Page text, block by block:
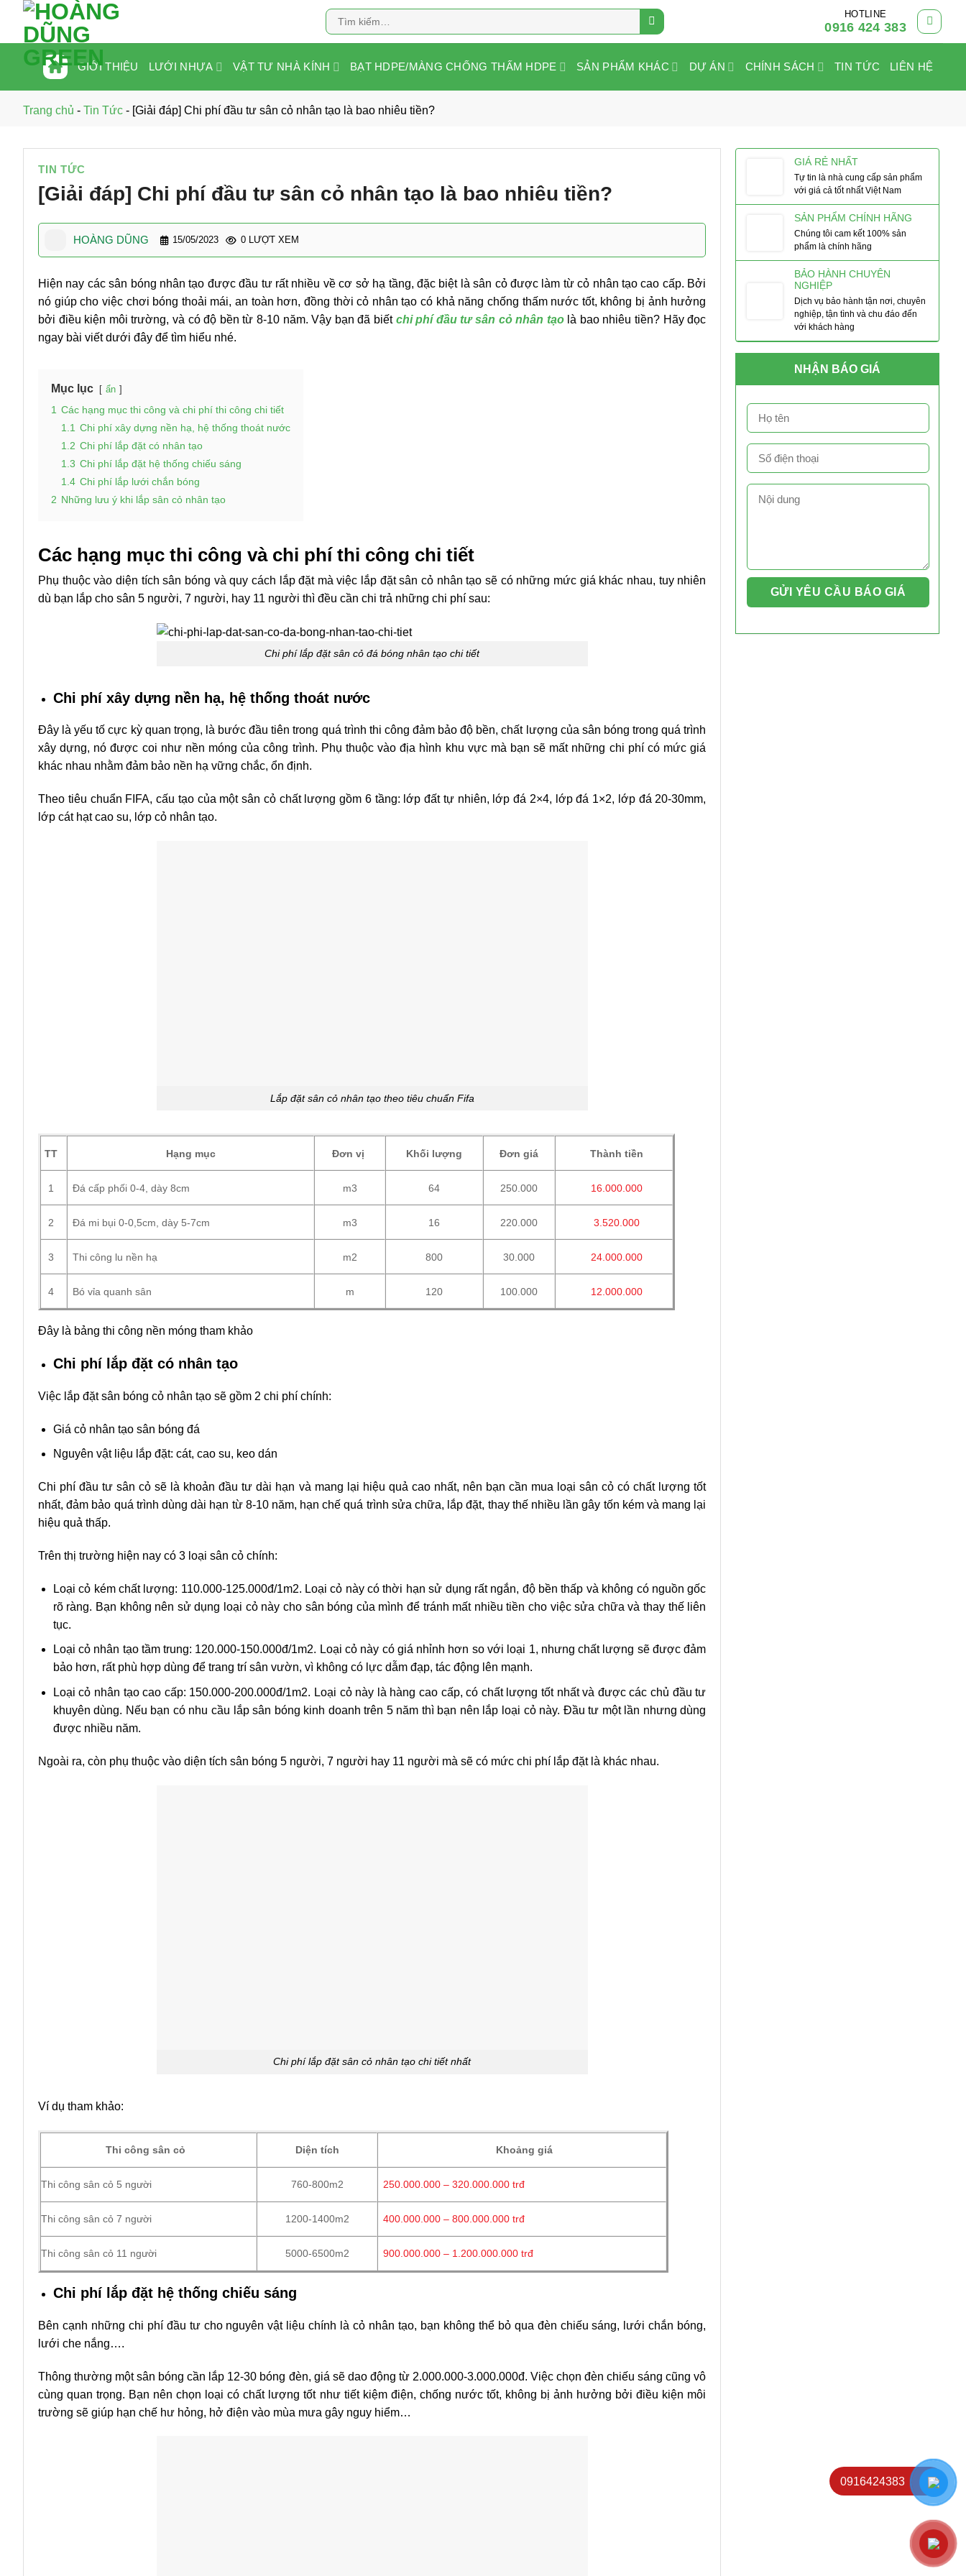
nội
dung
Tìm
kiếm:
HOTLINE
0916 424 383
GIỚI THIỆU LƯỚI NHỰA VẬT TƯ NHÀ KÍNH BẠT HDPE/MÀNG CHỐNG THẤM HDPE SẢN PHẨM KHÁC DỰ ÁN CHÍNH SÁCH TIN TỨC LIÊN HỆ
Trang chủ - Tin Tức - [Giải đáp] Chi phí đầu tư sân cỏ nhân tạo là bao nhiêu tiền?
TIN TỨC
[Giải đáp] Chi phí đầu tư sân cỏ nhân tạo là bao nhiêu tiền?
HOÀNG DŨNG 15/05/2023 0 LƯỢT XEM
Hiện nay các sân bóng nhân tạo được đầu tư rất nhiều về cơ sở hạ tầng, đặc biệt là sân cỏ được làm từ cỏ nhân tạo cao cấp. Bởi
nó giúp cho việc chơi bóng thoải mái, an toàn hơn, đồng thời cỏ nhân tạo có khả năng chống thấm nước tốt, không bị ảnh hưởng
bởi điều kiện môi trường, và có độ bền từ 8-10 năm. Vậy bạn đã biết chi phí đầu tư sân cỏ nhân tạolà bao nhiêu tiền? Hãy đọc
ngay bài viết dưới đây để tìm hiểu nhé.
Mục lục ẩn
1 Các hạng mục thi công và chi phí thi công chi tiết
1.1 Chi phí xây dựng nền hạ, hệ thống thoát nước
1.2 Chi phí lắp đặt có nhân tạo
1.3 Chi phí lắp đặt hệ thống chiếu sáng
1.4 Chi phí lắp lưới chắn bóng
2 Những lưu ý khi lắp sân cỏ nhân tạo
Các hạng mục thi công và chi phí thi công chi tiết
Phụ thuộc vào diện tích sân bóng và quy cách lắp đặt mà việc lắp đặt sân cỏ nhân tạo sẽ có những mức giá khác nhau, tuy nhiên
dù bạn lắp cho sân 5 người, 7 người, hay 11 người thì đều cần chi trả những chi phí sau:
Chi phí lắp đặt sân cỏ đá bóng nhân tạo chi tiết
Chi phí xây dựng nền hạ, hệ thống thoát nước
Đây là yếu tố cực kỳ quan trọng, là bước đầu tiên trong quá trình thi công đảm bảo độ bền, chất lượng của sân bóng trong quá trình
xây dựng, nó được coi như nền móng của công trình. Phụ thuộc vào địa hình khu vực mà bạn sẽ mất những chi phí có mức giá
khác nhau nhằm đảm bảo nền hạ vững chắc, ổn định.
Theo tiêu chuẩn FIFA, cấu tạo của một sân cỏ chất lượng gồm 6 tầng: lớp đất tự nhiên, lớp đá 2×4, lớp đá 1×2, lớp đá 20-30mm,
lớp cát hạt cao su, lớp cỏ nhân tạo.
Lắp đặt sân cỏ nhân tạo theo tiêu chuẩn Fifa
TT Hạng mục Đơn vị Khối lượng Đơn giá Thành tiền
1 Đá cấp phối 0-4, dày 8cm m3 64 250.000 16.000.000
2 Đá mi bụi 0-0,5cm, dày 5-7cm m3 16 220.000 3.520.000
3 Thi công lu nền hạ m2 800 30.000 24.000.000
4 Bó vỉa quanh sân m 120 100.000 12.000.000
Đây là bảng thi công nền móng tham khảo
Chi phí lắp đặt có nhân tạo
Việc lắp đặt sân bóng cỏ nhân tạo sẽ gồm 2 chi phí chính:
Giá cỏ nhân tạo sân bóng đá
Nguyên vật liệu lắp đặt: cát, cao su, keo dán
Chi phí đầu tư sân cỏ sẽ là khoản đầu tư dài hạn và mang lại hiệu quả cao nhất, nên bạn cần mua loại sân cỏ có chất lượng tốt
nhất, đảm bảo quá trình dùng dài hạn từ 8-10 năm, hạn chế quá trình sửa chữa, lắp đặt, thay thế nhiều lần gây tốn kém và mang lại
hiệu quả thấp.
Trên thị trường hiện nay có 3 loại sân cỏ chính:
Loại cỏ kém chất lượng: 110.000-125.000đ/1m2. Loại cỏ này có thời hạn sử dụng rất ngắn, độ bền thấp và không có nguồn gốc
rõ ràng. Bạn không nên sử dụng loại cỏ này cho sân bóng của mình để tránh mất nhiều tiền cho việc sửa chữa và thay thế liên
tục.
Loại cỏ nhân tạo tầm trung: 120.000-150.000đ/1m2. Loại cỏ này có giá nhỉnh hơn so với loại 1, nhưng chất lượng sẽ được đảm
bảo hơn, rất phù hợp dùng để trang trí sân vườn, vì không có lực dẫm đạp, tác động lên mạnh.
Loại cỏ nhân tạo cao cấp: 150.000-200.000đ/1m2. Loại cỏ này là hàng cao cấp, có chất lượng tốt nhất và được các chủ đầu tư
khuyên dùng. Nếu bạn có nhu cầu lắp sân bóng kinh doanh trên 5 năm thì bạn nên lắp loại cỏ này. Đầu tư một lần nhưng dùng
được nhiều năm.
Ngoài ra, còn phụ thuộc vào diện tích sân bóng 5 người, 7 người hay 11 người mà sẽ có mức chi phí lắp đặt là khác nhau.
Chi phí lắp đặt sân cỏ nhân tạo chi tiết nhất
Ví dụ tham khảo:
Thi công sân cỏ Diện tích Khoảng giá
Thi công sân cỏ 5 người 760-800m2 250.000.000 – 320.000.000 trđ
Thi công sân cỏ 7 người 1200-1400m2 400.000.000 – 800.000.000 trđ
Thi công sân cỏ 11 người 5000-6500m2 900.000.000 – 1.200.000.000 trđ
Chi phí lắp đặt hệ thống chiếu sáng
Bên cạnh những chi phí đầu tư cho nguyên vật liệu chính là cỏ nhân tạo, bạn không thể bỏ qua đèn chiếu sáng, lưới chắn bóng,
lưới che nắng….
Thông thường một sân bóng cần lắp 12-30 bóng đèn, giá sẽ dao động từ 2.000.000-3.000.000đ. Việc chọn đèn chiếu sáng cũng vô
cùng quan trọng. Bạn nên chọn loại có chất lượng tốt như tiết kiệm điện, chống nước tốt, không bị ảnh hưởng bởi điều kiện môi
trường sẽ giúp hạn chế hư hỏng, hở điện vào mùa mưa gây nguy hiểm…
GIÁ RẺ NHẤT
Tự tin là nhà cung cấp sản phẩm
với giá cả tốt nhất Việt Nam
SẢN PHẨM CHÍNH HÃNG
Chúng tôi cam kết 100% sản
phẩm là chính hãng
BẢO HÀNH CHUYÊN
NGHIỆP
Dịch vụ bảo hành tận nơi, chuyên
nghiệp, tận tình và chu đáo đến
với khách hàng
NHẬN BÁO GIÁ
0916424383